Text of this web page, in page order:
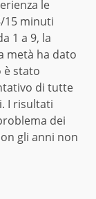
le
15 minuti
1 a 9, la
metà ha dato
è stato
di tutte
I risultati
dei
gli anni non